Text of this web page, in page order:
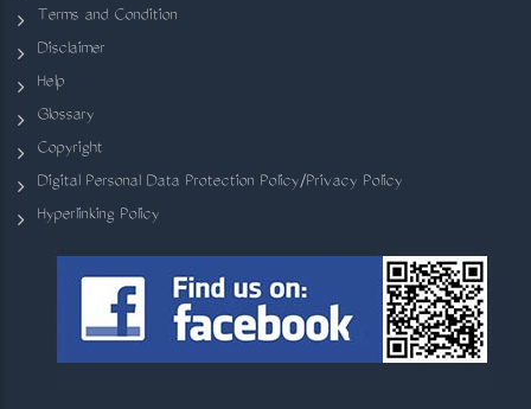
Terms and Condition
Disclaimer
Help
Glossary
Copyright
Digital Personal Data Protection Policy/Privacy Policy
Hyperlinking Policy